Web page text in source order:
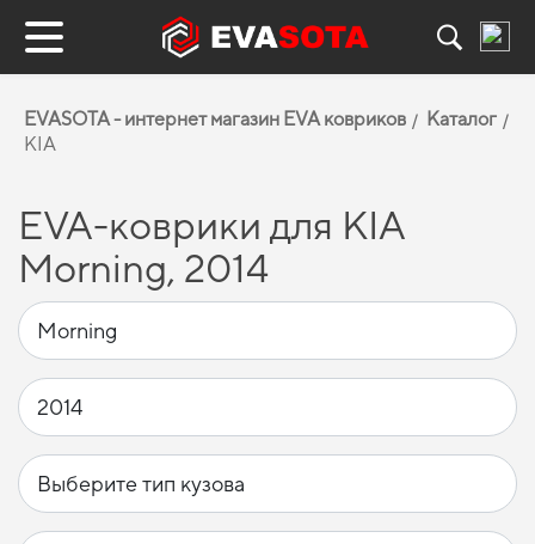
EVASOTA - интернет магазин EVA ковриков
Каталог
KIA
EVA-коврики для KIA
Morning, 2014